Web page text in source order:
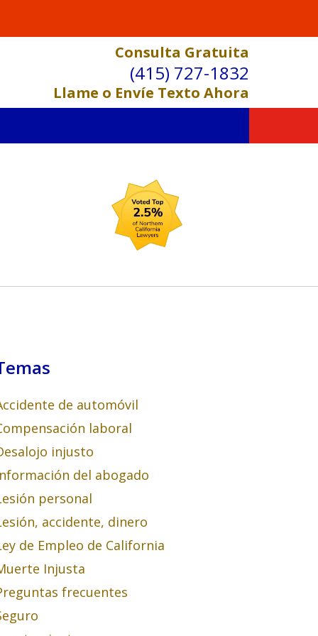
Consulta Gratuita
(415) 727-1832
Llame o Envíe Texto Ahora
de automóvil
laboral
injusto
del abogado
personal
accidente, dinero
de Empleo de California
Injusta
frecuentes